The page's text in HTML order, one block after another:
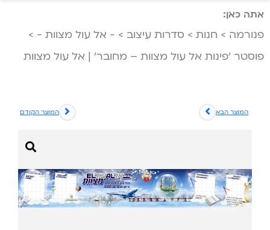
אתה כאן:
פנורמה > חנות > סדרות עיצוב > - אל עול מצוות - >
פוסטר ‘פינות אל עול מצוות – מחובר’ | אל עול מצוות
המוצר הקודם המוצר הבא